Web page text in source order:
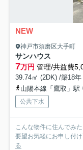
NEW
神戸市須磨区大手町
サンハウス
7万円 管理/共益費
39.74㎡ (2DK) /築18年
山陽本線「鷹取」駅
公共下水
こんな物件に住んでみ
要望お気軽にお申し付
る